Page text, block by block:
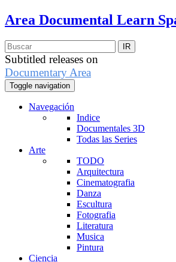
Area Documental Learn
Subtitled releases on
Documentary Area
Toggle navigation
Navegación
Indice
Documentales 3D
Todas las Series
Arte
TODO
Arquitectura
Cinematografia
Danza
Escultura
Fotografia
Literatura
Musica
Pintura
Ciencia